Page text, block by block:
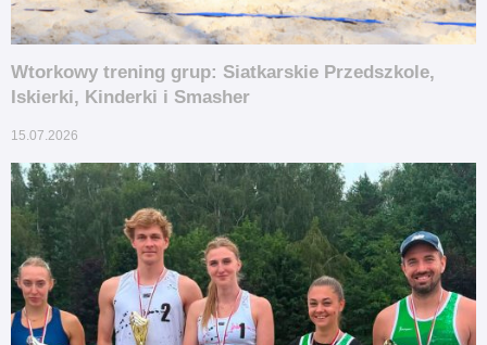
Wtorkowy trening grup: Siatkarskie Przedszkole,
Iskierki, Kinderki i Smasher
15.07.2026